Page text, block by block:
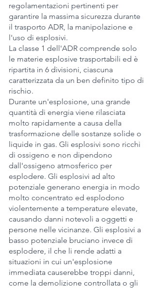
regolamentazioni pertinenti per
garantire la massima sicurezza durante
il trasporto ADR, la manipolazione e
l'uso di esplosivi.
La classe 1 dell'ADR comprende solo
le materie esplosive trasportabili ed è
ripartita in 6 divisioni, ciascuna
caratterizzata da un ben definito tipo di
rischio.
Durante un'esplosione, una grande
quantità di energia viene rilasciata
molto rapidamente a causa della
trasformazione delle sostanze solide o
liquide in gas. Gli esplosivi sono ricchi
di ossigeno e non dipendono
dall'ossigeno atmosferico per
esplodere. Gli esplosivi ad alto
potenziale generano energia in modo
molto concentrato ed esplodono
violentemente a temperature elevate,
causando danni notevoli a oggetti e
persone nelle vicinanze. Gli esplosivi a
basso potenziale bruciano invece di
esplodere, il che li rende adatti a
situazioni in cui un'esplosione
immediata causerebbe troppi danni,
come la demolizione controllata o gli